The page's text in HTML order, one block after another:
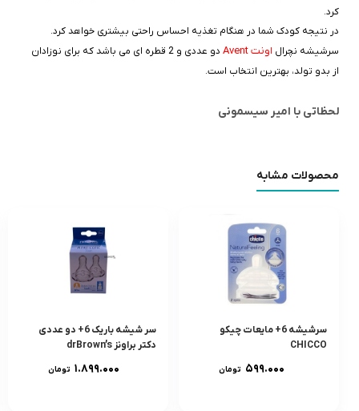
کرد.
در نتیجه کودک شما در هنگام تغذیه احساس راحتی بیشتری خواهد کرد.
سرشیشه نچرال اونت Avent
دو عددی و 2 قطره ای می باشد که برای نوزادان
از بدو تولد، بهترین انتخاب است.
لحظاتی با امیر سیسمونی
محصولات مشابه
سرشيشه 6+ مایعات چیکو
CHICCO
۵۹۹.۰۰۰ تومان
سر شيشه باريک 6+ دو عددى
دکتر براونز drBrown’s
۱.۸۹۹.۰۰۰ تومان